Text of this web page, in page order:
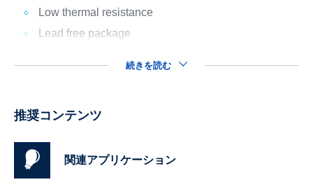
Low thermal resistance
Lead free package
続きを読む
推奨コンテンツ
関連アプリケーション